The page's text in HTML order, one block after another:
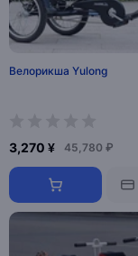
Велорикша Yulong
3,270 ¥ 45,780 ₽